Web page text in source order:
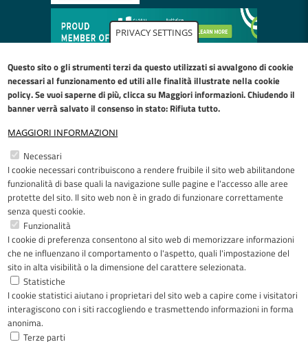
PRIVACY SETTINGS
Questo sito o gli strumenti terzi da questo utilizzati si avvalgono di cookie
necessari al funzionamento ed utili alle finalità illustrate nellacookie
policy. Se vuoi saperne di più, clicca su Maggiori informazioni. Chiudendo il
banner verrà salvato il consenso in stato: Rifiuta tutto.
MAGGIORI INFORMAZIONI
Necessari
I cookie necessari contribuiscono a rendere fruibile il sito web abilitandone
funzionalità di base quali la navigazione sulle pagine e l'accesso alle aree
protette del sito. Il sito web non è in grado di funzionare correttamente
senza questi cookie.
Funzionalità
I cookie di preferenza consentono al sito web di memorizzare informazioni
che ne influenzano il comportamento o l'aspetto, quali l'impostazione del
sito in alta visibilità o la dimensione del carattere selezionata.
Statistiche
I cookie statistici aiutano i proprietari del sito web a capire come i visitatori
interagiscono con i siti raccogliendo e trasmettendo informazioni in forma
anonima.
Terze parti
Restiamo in contatto
FacebookYouTubeLinkedInInstagram
Riconoscimenti